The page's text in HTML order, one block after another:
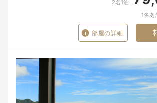
限られた時間の中でも、一品一品丁寧にお料理
夕食は18時30分、朝食は8時からのご案内とな
夕食は、その日に届いた北浦の海の幸を中心に
旬を織り交ぜた会席料理をご用意いたします。
食材と向き合う時間。
料理人が手をかけるひと手間。
そして、お客様のもとへ届ける瞬間。
一皿の料理が生まれるまでには、たくさんの人
られています。
2名1泊
1名あ
部屋の詳細